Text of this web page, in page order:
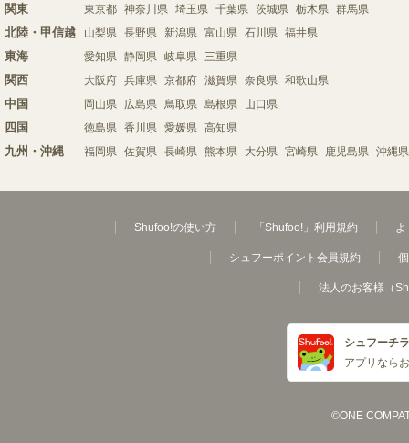
関東 東京都 神奈川県 埼玉県 千葉県 茨城県 栃木県 群馬県
北陸・甲信越 山梨県 長野県 新潟県 富山県 石川県 福井県
東海 愛知県 静岡県 岐阜県 三重県
関西 大阪府 兵庫県 京都府 滋賀県 奈良県 和歌山県
中国 岡山県 広島県 鳥取県 島根県 山口県
四国 徳島県 香川県 愛媛県 高知県
九州・沖縄 福岡県 佐賀県 長崎県 熊本県 大分県 宮崎県 鹿児島県 沖縄県
Shufoo!の使い方 「Shufoo!」利用規約 よ
シュフーポイント会員規約
法人のお客様（
シュフーチ
アプリなら
©ONE